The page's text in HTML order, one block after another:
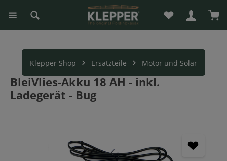
springen Du hast 0
Klepper Shop Ersatzteile Motor und Solar
BleiVlies-Akku 18 AH - inkl.
Ladegerät - Bug